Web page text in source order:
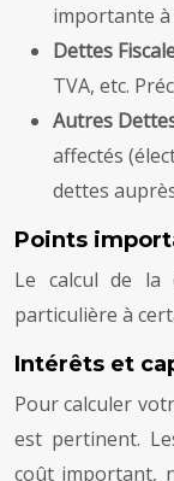
importante à
Dettes
TVA, etc.
Autres
affectés
dettes
Points
Le calcul de la
particulière à
Intérêts et
Pour calculer
est pertinent.
coût important,